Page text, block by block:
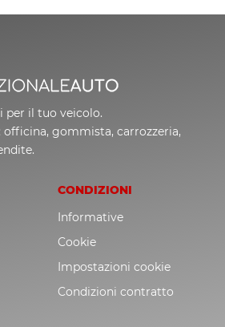
per il tuo veicolo.
gommista, carrozzeria,
CONDIZIONI
Informative
Cookie
Impostazioni cookie
Condizioni contratto